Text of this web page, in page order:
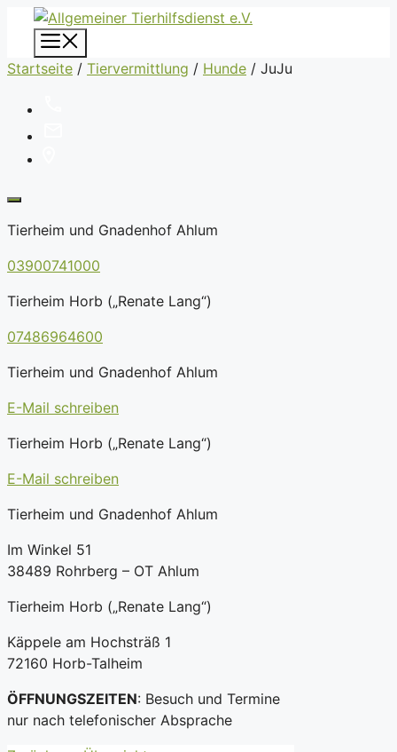
Zum
Inhalt
springen
Startseite / Tiervermittlung / Hunde / JuJu
Tierheim und Gnadenhof Ahlum
03900741000
Tierheim Horb („Renate Lang“)
07486964600
Tierheim und Gnadenhof Ahlum
E-Mail schreiben
Tierheim Horb („Renate Lang“)
E-Mail schreiben
Tierheim und Gnadenhof Ahlum
Im Winkel 51
38489 Rohrberg – OT Ahlum
Tierheim Horb („Renate Lang“)
Käppele am Hochsträß 1
72160 Horb-Talheim
ÖFFNUNGSZEITEN: Besuch und Termine
nur nach telefonischer Absprache